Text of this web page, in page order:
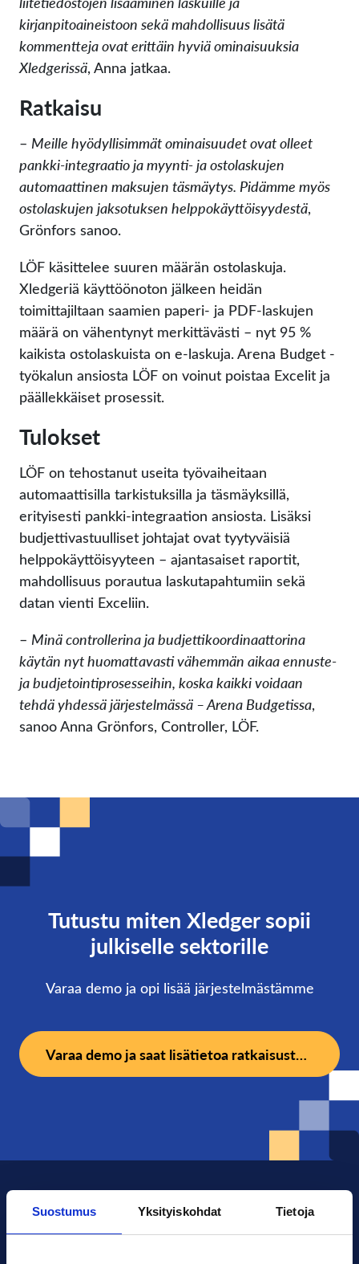
Suostumus Yksityiskohdat Tietoja
kirjanpitoaineistoon sekä mahdollisuus lisätä
kommentteja ovat erittäin hyviä ominaisuuksia
Xledgerissä, Anna jatkaa.
Ratkaisu
– Meille hyödyllisimmät ominaisuudet ovat olleet
pankki-integraatio ja myynti- ja ostolaskujen
automaattinen maksujen täsmäytys. Pidämme myös
ostolaskujen jaksotuksen helppokäyttöisyydestä,
Grönfors sanoo.
LÖF käsittelee suuren määrän ostolaskuja.
Xledgeriä käyttöönoton jälkeen heidän
toimittajiltaan saamien paperi- ja PDF-laskujen
määrä on vähentynyt merkittävästi – nyt 95 %
kaikista ostolaskuista on e-laskuja. Arena Budget -
työkalun ansiosta LÖF on voinut poistaa Excelit ja
päällekkäiset prosessit.
Tulokset
LÖF on tehostanut useita työvaiheitaan
automaattisilla tarkistuksilla ja täsmäyksillä,
erityisesti pankki-integraation ansiosta. Lisäksi
budjettivastuulliset johtajat ovat tyytyväisiä
helppokäyttöisyyteen – ajantasaiset raportit,
mahdollisuus porautua laskutapahtumiin sekä
datan vienti Exceliin.
– Minä controllerina ja budjettikoordinaattorina
käytän nyt huomattavasti vähemmän aikaa ennuste-
ja budjetointiprosesseihin, koska kaikki voidaan
tehdä yhdessä järjestelmässä – Arena Budgetissa,
sanoo Anna Grönfors, Controller, LÖF.
Tutustu miten Xledger sopii
julkiselle sektorille
Varaa demo ja opi lisää järjestelmästämme
Varaa demo ja saat lisätietoa ratkaisustamme.